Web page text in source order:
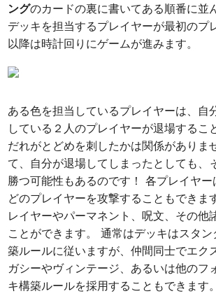
ングのカードの裏に書いてある順番に並
デッキを担当するプレイヤーが最初のプ
以降は時計回りにゲームが進みます。
ある色を担当しているプレイヤーは、自
している２人のプレイヤーが退場するこ
だれがとどめを刺したかは関係がありま
て、自分が退場してしまったとしても、
勝つ可能性もあるのです！ 各プレイヤー
どのプレイヤーを攻撃することもできま
レイヤーやパーマネント、呪文、その他
ことができます。 通常はデッキはスタ
築ルールに従いますが、仲間同士でエク
ガシーやヴィンテージ、あるいは他のフ
キ構築ルールを採用することもできます。